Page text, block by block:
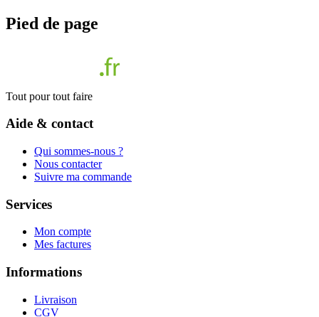
Pied de page
Tout pour tout faire
Aide & contact
Qui sommes-nous ?
Nous contacter
Suivre ma commande
Services
Mon compte
Mes factures
Informations
Livraison
CGV